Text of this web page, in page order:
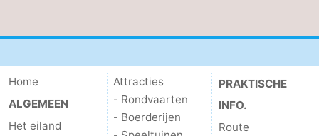
Route
-
Home
ALGEMEEN
Het eiland
Attracties
- Rondvaarten
- Boerderijen
PRAKTISCHE
INFO.
Route